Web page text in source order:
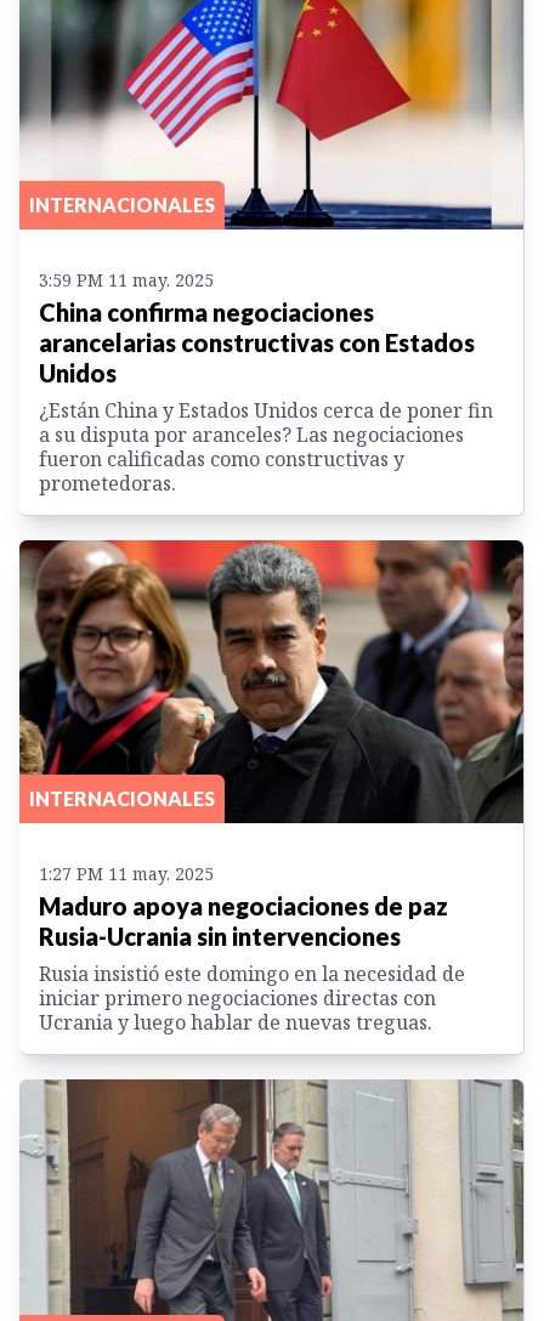
INTERNACIONALES
3:59 PM 11 may. 2025
China confirma negociaciones
arancelarias constructivas con Estados
Unidos
¿Están China y Estados Unidos cerca de poner fin
a su disputa por aranceles? Las negociaciones
fueron calificadas como constructivas y
prometedoras.
INTERNACIONALES
1:27 PM 11 may. 2025
Maduro apoya negociaciones de paz
Rusia-Ucrania sin intervenciones
Rusia insistió este domingo en la necesidad de
iniciar primero negociaciones directas con
Ucrania y luego hablar de nuevas treguas.